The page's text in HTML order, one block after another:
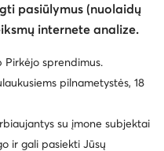
pasiūlymus (nuolaidų
internete analize.
Pirkėjo sprendimus.
pilnametystės, 18
su įmone subjektai
ir gali pasiekti Jūsų